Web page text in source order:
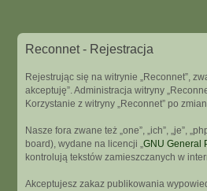
Reconnet - Rejestracja
Rejestrując się na witrynie „Reconnet”,
akceptuję”. Administracja witryny
Korzystanie z witryny „Reconnet” po
Nasze fora zwane też „one”, „ich”, „je”,
board), wydane na licencji „GNU General
kontrolują tekstów zamieszczanych w
Akceptujesz zakaz publikowania